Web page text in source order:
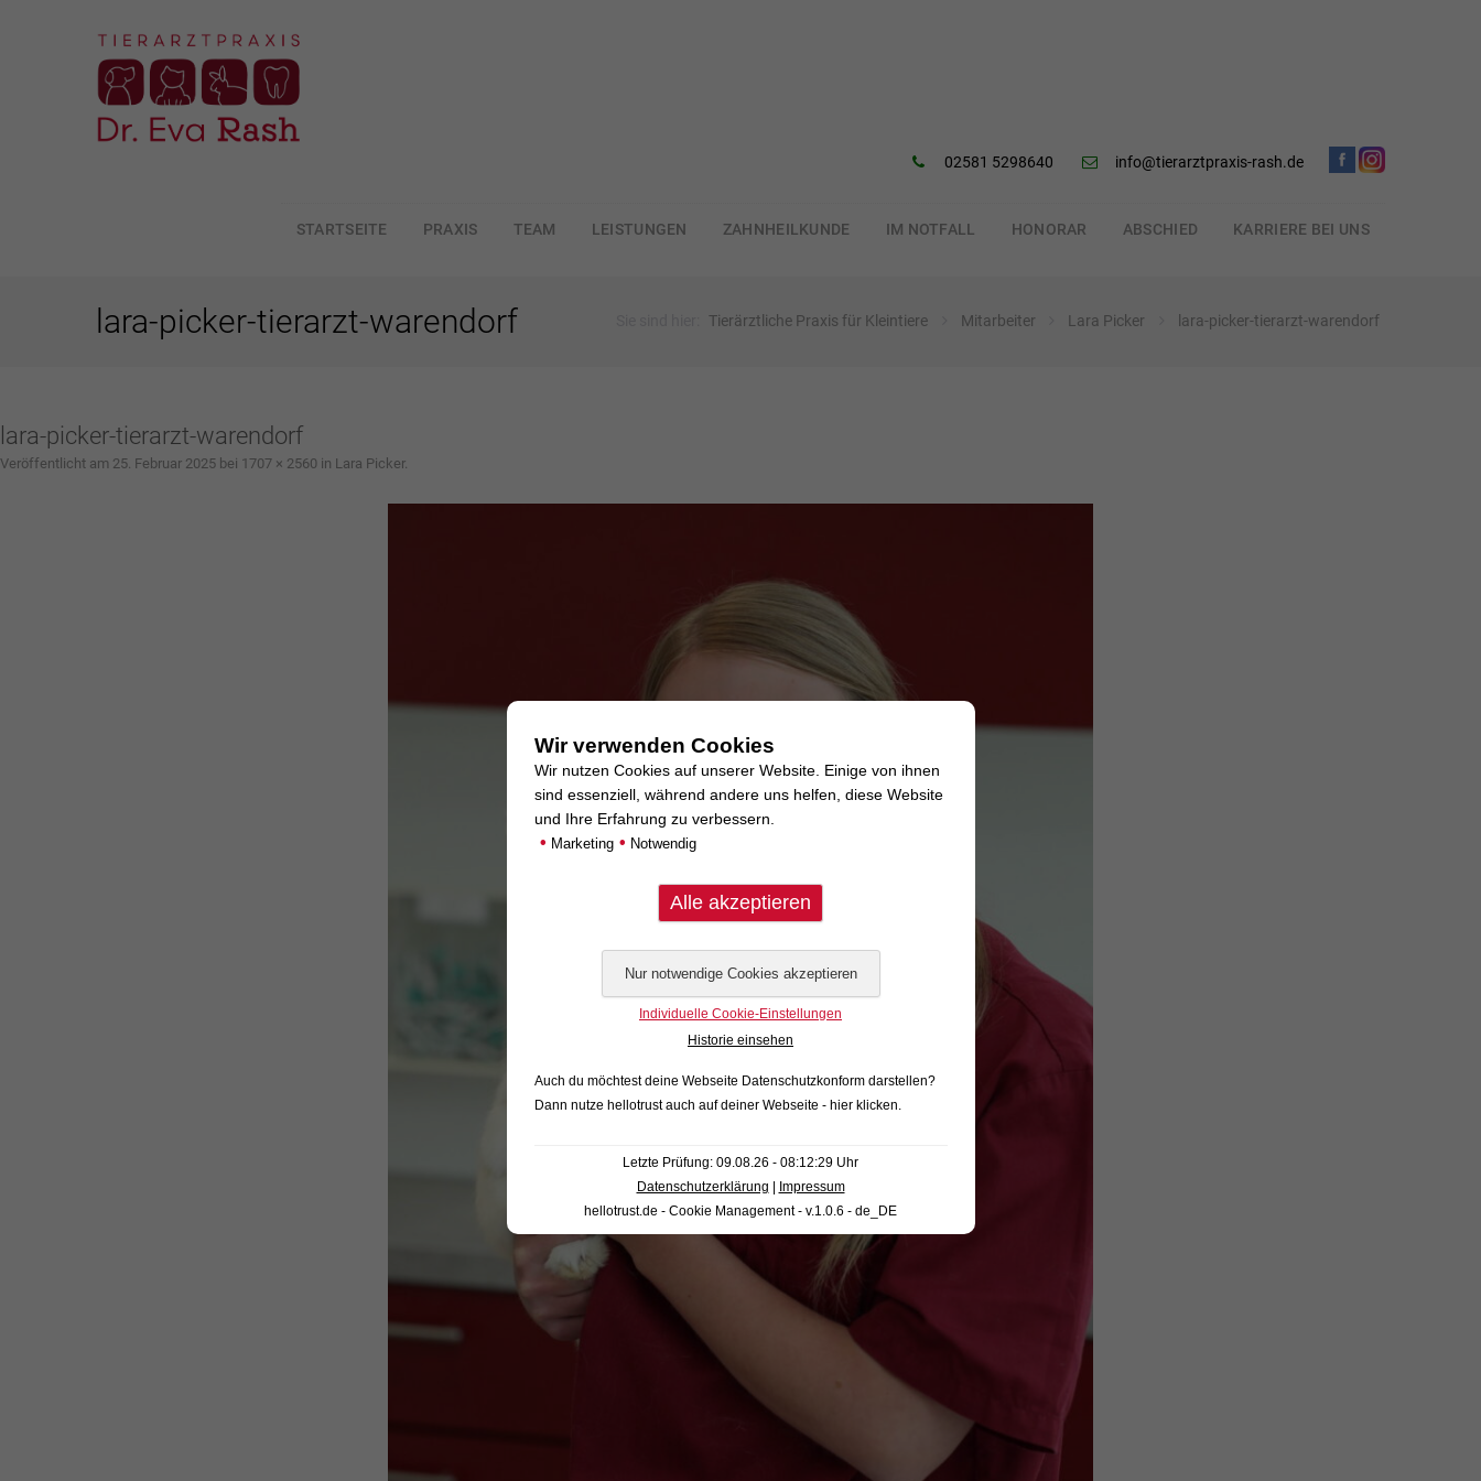
02581 5298640 info@tierarztpraxis-rash.de
ZUM
STARTSEITE PRAXIS TEAM LEISTUNGEN ZAHNHEILKUNDE IM NOTFALL HONORAR ABSCHIED KARRIERE BEI UNS
lara-picker-tierarzt-warendorf Tierärztliche Praxis für Kleintiere Mitarbeiter Lara Picker lara-picker-tierarzt-warendorf
lara-picker-tierarzt-warendorf
Veröffentlicht am 25. Februar 2025 bei 1707 × 2560 in Lara Picker.
Wir verwenden Cookies
Wir nutzen Cookies auf unserer Website. Einige von ihnen
sind essenziell, während andere uns helfen, diese Website
und Ihre Erfahrung zu verbessern.
• Marketing • Notwendig
Individuelle Cookie-Einstellungen
Historie einsehen
Auch du möchtest deine Webseite Datenschutzkonform darstellen?
Dann nutze hellotrust auch auf deiner Webseite - hier klicken
Letzte Prüfung: 09.08.26 - 08:12:29 Uhr
Datenschutzerklärung | Impressum
hellotrust.de - Cookie Management - v.1.0.6 - de_DE